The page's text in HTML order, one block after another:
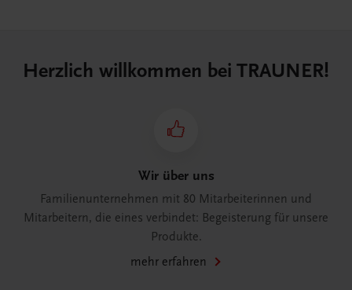
Herzlich willkommen bei TRAUNER!
Wir über uns
Familienunternehmen mit 80 Mitarbeiterinnen und
Mitarbeitern, die eines verbindet: Begeisterung für unsere
Produkte.
mehr erfahren